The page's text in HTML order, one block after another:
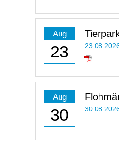
Aug
23
Aug
30